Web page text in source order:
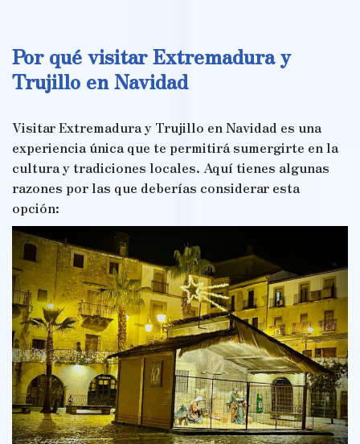
Por qué visitar Extremadura y
Trujillo en Navidad
Visitar Extremadura y Trujillo en Navidad es una
experiencia única que te permitirá sumergirte en la
cultura y tradiciones locales. Aquí tienes algunas
razones por las que deberías considerar esta
opción: